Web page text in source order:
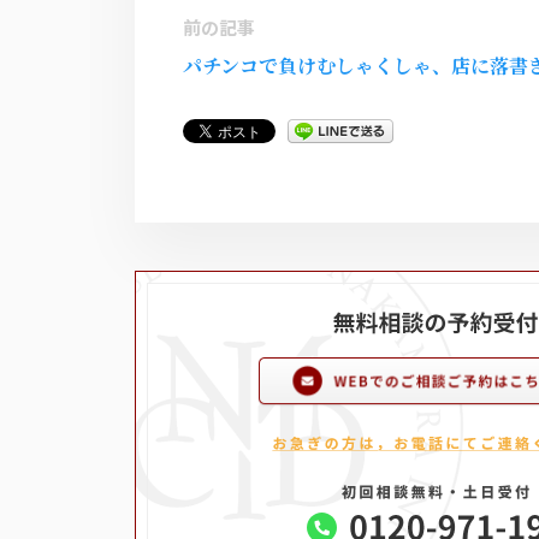
前の記事
パチンコで負けむしゃくしゃ、店に落書